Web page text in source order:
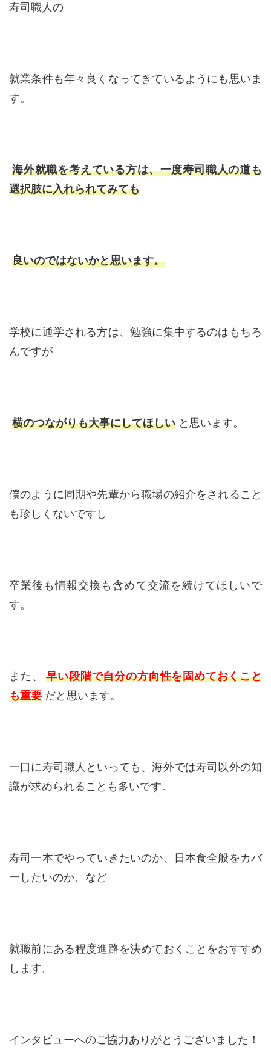
寿司職人の
就業条件も年々良くなってきているようにも思いま
す。
海外就職を考えている方は、一度寿司職人の道も
選択肢に入れられてみても
良いのではないかと思います。
学校に通学される方は、勉強に集中するのはもちろ
んですが
横のつながりも大事にしてほしい と思います。
僕のように同期や先輩から職場の紹介をされること
も珍しくないですし
卒業後も情報交換も含めて交流を続けてほしいで
す。
また、
早い段階で自分の方向性を固めておくこと
も重要 だと思います。
一口に寿司職人といっても、海外では寿司以外の知
識が求められることも多いです。
寿司一本でやっていきたいのか、日本食全般をカバ
ーしたいのか、など
就職前にある程度進路を決めておくことをおすすめ
します。
インタビューへのご協力ありがとうございました！